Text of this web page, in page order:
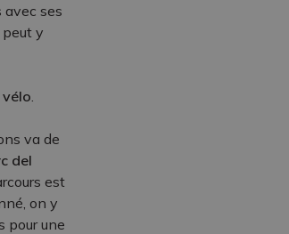
ses
peut y
vélo
va de
del
est
on y
pour une